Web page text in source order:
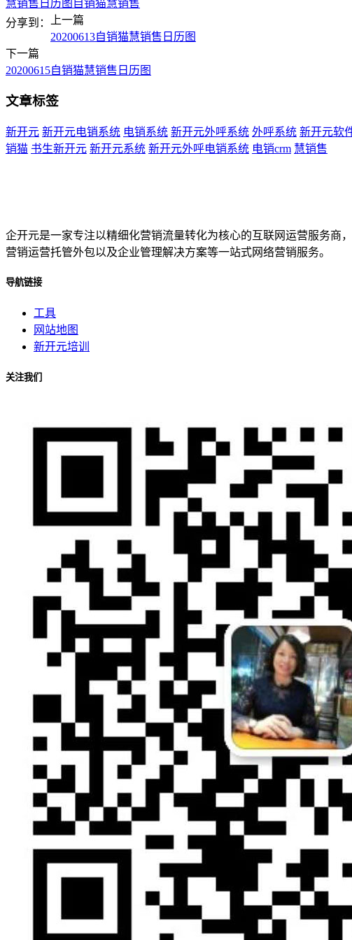
慧销售 日历图 自销猫慧销售
分享到：
上一篇
20200613自销猫慧销售日历图
下一篇
20200615自销猫慧销售日历图
文章标签
新开元 新开元电销系统 电销系统 新开元外呼系统 外呼系统 新开元软
销猫 书生新开元 新开元系统 新开元外呼电销系统 电销crm 慧销售
企开元是一家专注以精细化营销流量转化为核心的互联网运营服务商
营销运营托管外包以及企业管理解决方案等一站式网络营销服务。
导航链接
工具
网站地图
新开元培训
关注我们